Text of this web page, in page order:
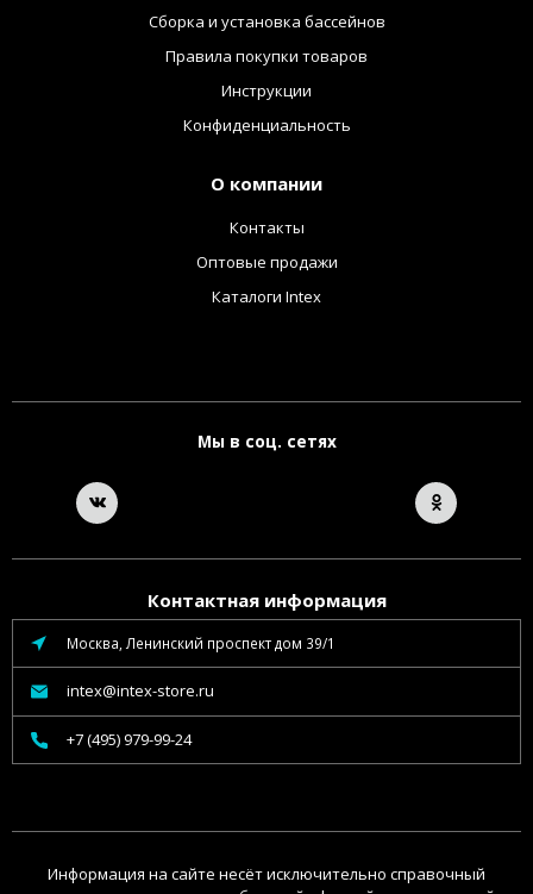
Сборка и установка бассейнов
Правила покупки товаров
Инструкции
Конфиденциальность
О компании
Контакты
Оптовые продажи
Каталоги Intex
Мы в соц. сетях
Контактная информация
Москва, Ленинский проспект дом 39/1
intex@intex-store.ru
+7 (495) 979-99-24
Информация на сайте несёт исключительно справочный